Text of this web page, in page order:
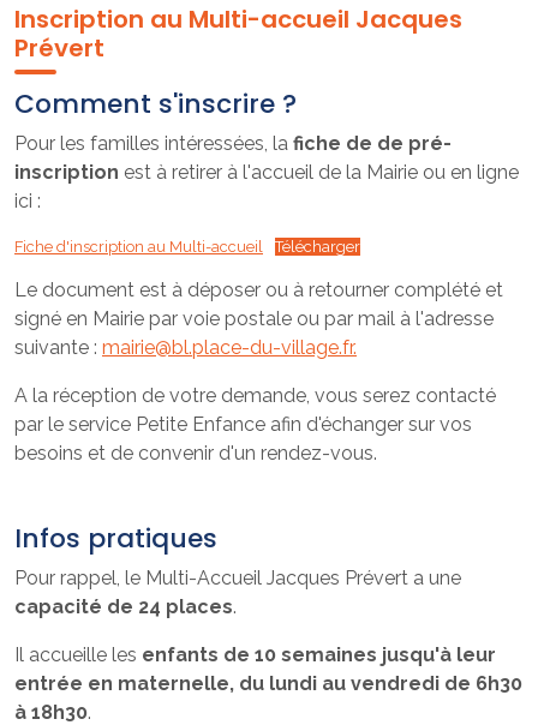
Inscription au Multi-accueil Jacques
Prévert
Comment s'inscrire ?
Pour les familles intéressées, la fiche de de pré-
inscription est à retirer à l'accueil de la Mairie ou en ligne
ici :
Fiche d'inscription au Multi-accueil Télécharger
Le document est à déposer ou à retourner complété et
signé en Mairie par voie postale ou par mail à l'adresse
suivante : mairie@bl.place-du-village.fr.
A la réception de votre demande, vous serez contacté
par le service Petite Enfance afin d'échanger sur vos
besoins et de convenir d'un rendez-vous.
Infos pratiques
Pour rappel, le Multi-Accueil Jacques Prévert a une
capacité de 24 places.
Il accueille les enfants de 10 semaines jusqu'à leur
entrée en maternelle, du lundi au vendredi de 6h30
à 18h30.